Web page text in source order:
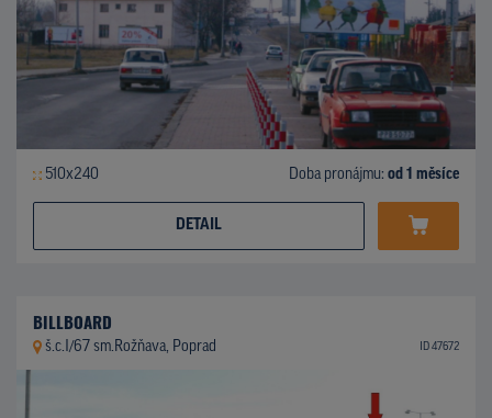
510x240 Doba pronájmu: od 1 měsíce
DETAIL
BILLBOARD
š.c.I/67 sm.Rožňava, Poprad ID 47672